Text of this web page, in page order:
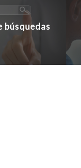
búsquedas